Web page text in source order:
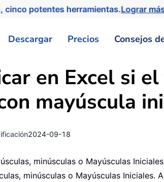
potentes herramientas.Lograr
Descargar Precios Consejos
en Excel si
mayúscula
2024-09-18
minúsculas o Mayúsculas
minúsculas o Mayúsculas